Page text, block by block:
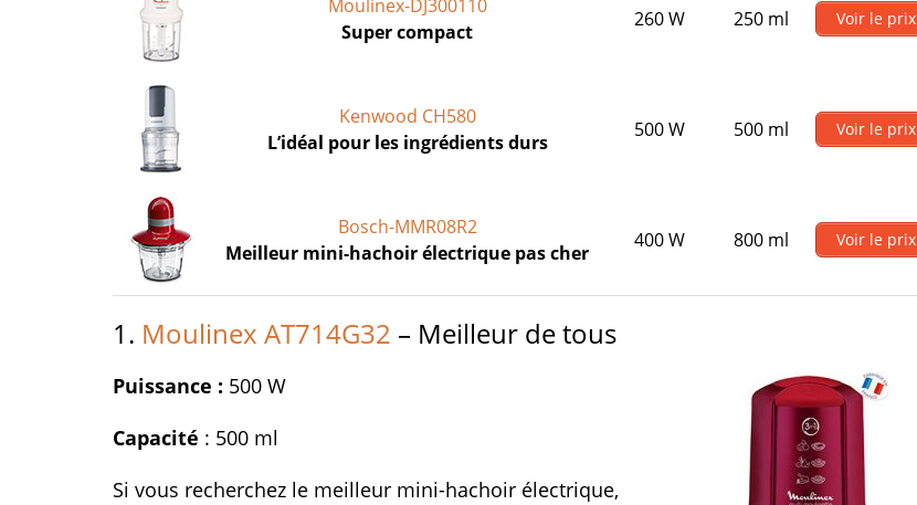
Moulinex-DJ300110
Super compact
260 W 250 ml Voir le prix
Kenwood CH580
L’idéal pour les ingrédients durs
500 W 500 ml Voir le prix
Bosch-MMR08R2
Meilleur mini-hachoir électrique pas cher
400 W 800 ml Voir le prix
1. Moulinex AT714G32 – Meilleur de tous
Puissance : 500 W
Capacité : 500 ml
Si vous recherchez le meilleur mini-hachoir électrique,